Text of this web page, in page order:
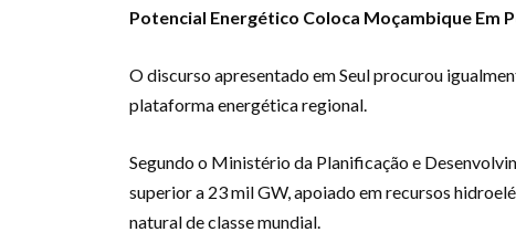
Potencial Energético Coloca Moçambique Em
O discurso apresentado em Seul procurou
plataforma energética regional.
Segundo o Ministério da Planificação e
superior a 23 mil GW, apoiado em recursos
natural de classe mundial.